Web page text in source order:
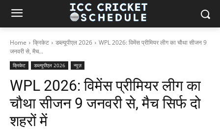
Home क्रिकेट डब्ल्यूपीएल 2026
WPL 2026: विमेंस प्रीमियर लीग का चौथा सीजन 9
जनवरी से, मैच...
क्रिकेट डब्ल्यूपीएल 2026 न्यूज़
WPL 2026: विमेंस प्रीमियर लीग का
चौथा सीजन 9 जनवरी से, मैच सिर्फ दो
शहरों में